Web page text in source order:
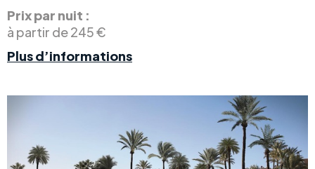
Prix par nuit :
à partir de 245 €
Plus d’informations